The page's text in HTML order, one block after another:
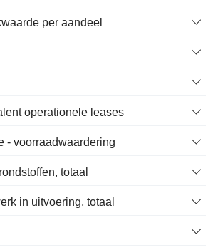
per aandeel
operationele leases
- voorraadwaardering
totaal
in uitvoering, totaal